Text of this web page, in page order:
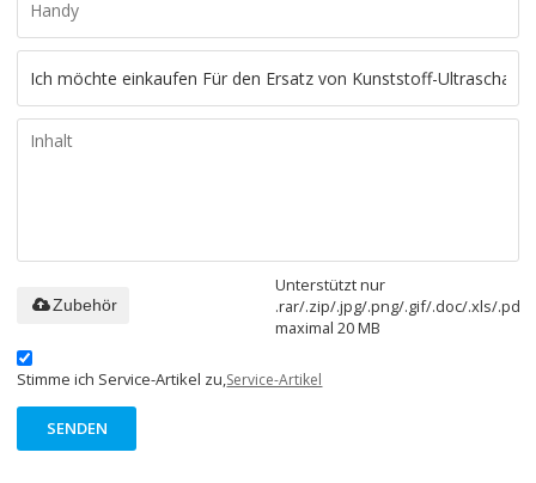
Unterstützt nur
.rar/.zip/.jpg/.png/.gif/.doc/.xls/.pdf,
maximal 20 MB
Zubehör
Stimme ich Service-Artikel zu,Service-Artikel
SENDEN